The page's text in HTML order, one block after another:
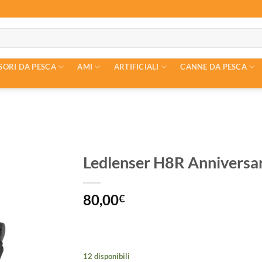
DA PESCA AMI ARTIFICIALI CANNE DA PESCA
Ledlenser H8R
80,00€
12 disponibili